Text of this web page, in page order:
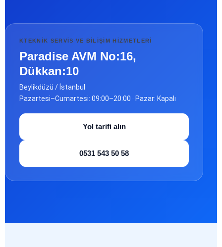
KTEKNIK SERVIS VE BILIŞIM HIZMETLERI
Paradise AVM No:16,
Dükkan:10
Beylikdüzü / İstanbul
Pazartesi–Cumartesi: 09:00–20:00 · Pazar: Kapalı
Yol tarifi alın
0531 543 50 58